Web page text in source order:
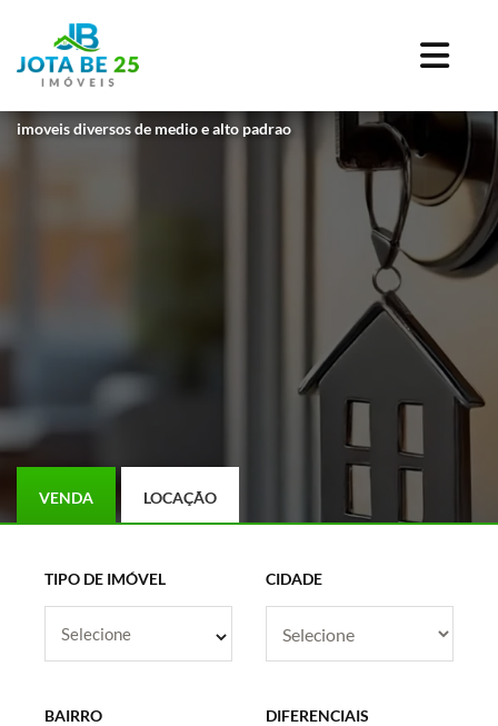
imoveis diversos de medio e alto padrao
VENDA LOCAÇÃO
TIPO DE IMÓVEL
Selecione
CIDADE
BAIRRO DIFERENCIAIS